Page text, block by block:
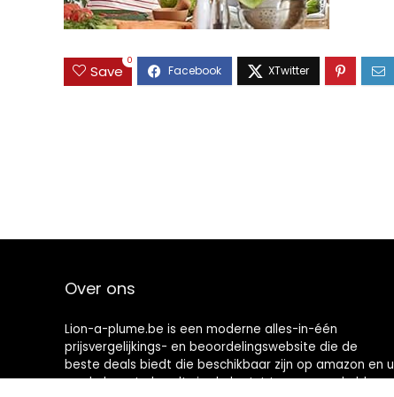
Save
0
Over ons
Lion-a-plume.be is een moderne alles-in-één
prijsvergelijkings- en beoordelingswebsite die de
beste deals biedt die beschikbaar zijn op amazon en u
op de hoogte houdt via de laatst toegevoegde blogs.